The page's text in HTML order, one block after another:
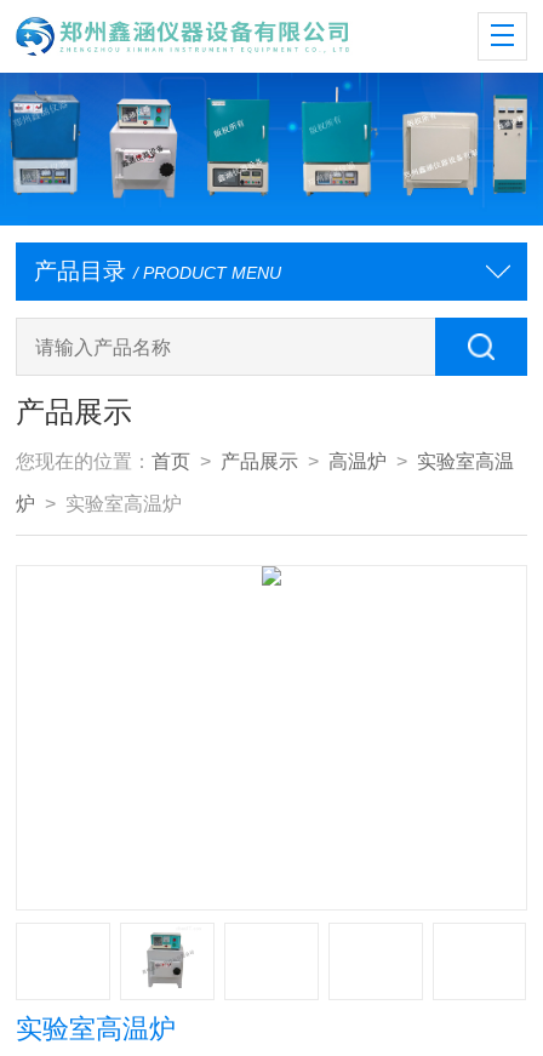
产品目录 / PRODUCT MENU
产品展示
您现在的位置：首页 > 产品展示 >高温炉 > 实验室高温
炉 > 实验室高温炉
实验室高温炉